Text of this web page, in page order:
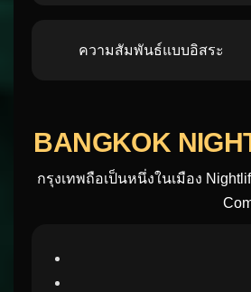
ความสัมพันธ์แบบอิสระ
BANGKOK
กรุงเทพถือเป็นหนึ่งในเมือง